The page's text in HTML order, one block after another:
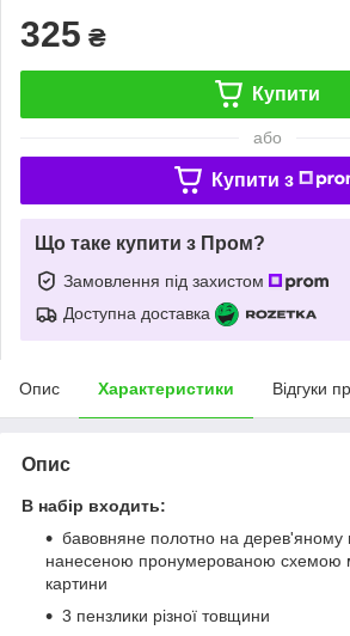
325 ₴
Купити
або
Купити з
Що таке купити з Пром?
Замовлення під захистом
Доступна доставка
Опис Характеристики Відгуки
Опис
В набір входить:
бавовняне полотно на дерев'яному
нанесеною пронумерованою схемою
картини
3 пензлики різної товщини